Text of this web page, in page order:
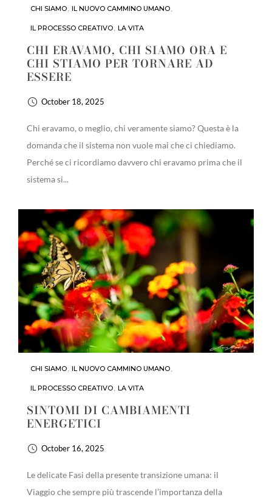
CHI SIAMO, IL NUOVO CAMMINO UMANO,
IL PROCESSO CREATIVO, LA VITA
CHI ERAVAMO, CHI SIAMO ORA E
CHI STIAMO PER TORNARE AD
ESSERE
October 18, 2025
Chi eravamo, o meglio, chi veramente siamo? Questa è la
domanda che il sistema non vuole mai che ci chiediamo.
Perché se ci ricordiamo davvero chi eravamo prima che il
sistema si...
CHI SIAMO, IL NUOVO CAMMINO UMANO,
IL PROCESSO CREATIVO, LA VITA
SINTOMI DI CAMBIAMENTI
ENERGETICI
October 16, 2025
Le delicate Fasi della presente transizione umana: il
Viaggio che sempre più trascende l’importanza della